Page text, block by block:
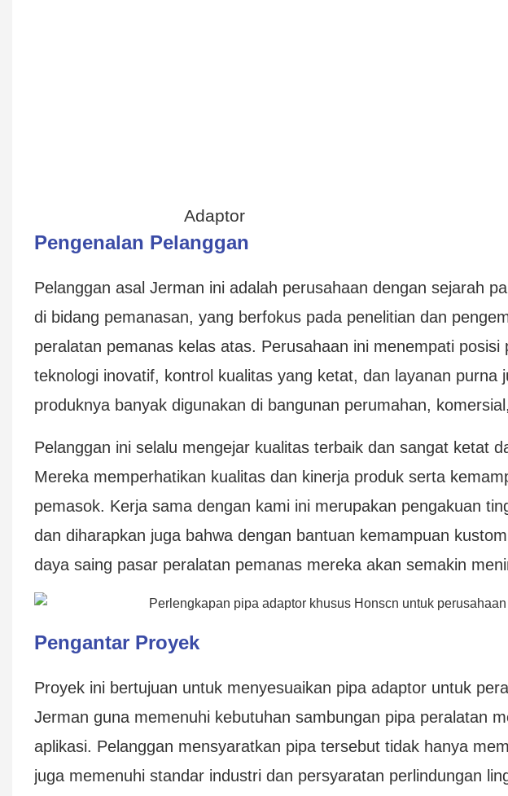
Adaptor
Pengenalan Pelanggan
Pelanggan asal Jerman ini adalah perusahaan dengan sejarah
di bidang pemanasan, yang berfokus pada penelitian dan
peralatan pemanas kelas atas. Perusahaan ini menempati
teknologi inovatif, kontrol kualitas yang ketat, dan layanan purna
produknya banyak digunakan di bangunan perumahan,
Pelanggan ini selalu mengejar kualitas terbaik dan sangat ketat
Mereka memperhatikan kualitas dan kinerja produk serta
pemasok. Kerja sama dengan kami ini merupakan pengakuan
dan diharapkan juga bahwa dengan bantuan kemampuan
daya saing pasar peralatan pemanas mereka akan semakin
Pengantar Proyek
Proyek ini bertujuan untuk menyesuaikan pipa adaptor untuk
Jerman guna memenuhi kebutuhan sambungan pipa peralatan
aplikasi. Pelanggan mensyaratkan pipa tersebut tidak hanya
juga memenuhi standar industri dan persyaratan perlindungan